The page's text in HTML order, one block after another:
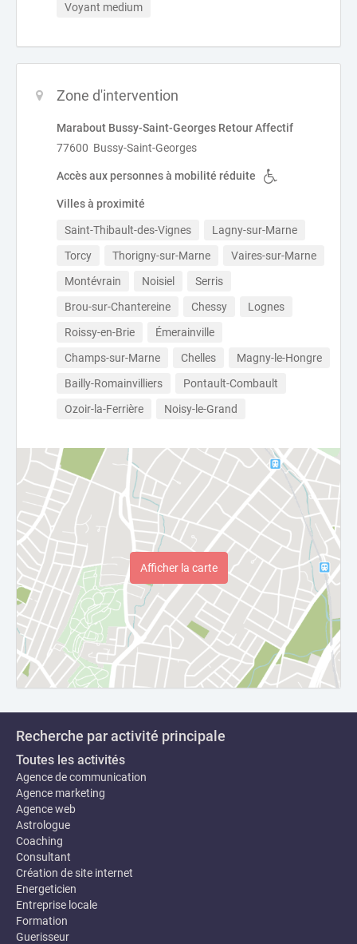
Voyant medium
Zone d'intervention
Marabout Bussy-Saint-Georges Retour Affectif
77600 Bussy-Saint-Georges
Accès aux personnes à mobilité réduite
Villes à proximité
Saint-Thibault-des-Vignes
Lagny-sur-Marne
Torcy
Thorigny-sur-Marne
Vaires-sur-Marne
Montévrain
Noisiel
Serris
Brou-sur-Chantereine
Chessy
Lognes
Roissy-en-Brie
Émerainville
Champs-sur-Marne
Chelles
Magny-le-Hongre
Bailly-Romainvilliers
Pontault-Combault
Ozoir-la-Ferrière
Noisy-le-Grand
Afficher la carte
Recherche par activité principale
Toutes les activités
Agence de communication
Agence marketing
Agence web
Astrologue
Coaching
Consultant
Création de site internet
Energeticien
Entreprise locale
Formation
Guerisseur